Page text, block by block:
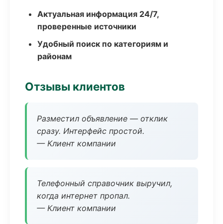
Актуальная информация 24/7,
проверенные источники
Удобный поиск по категориям и
районам
Отзывы клиентов
Разместил объявление — отклик
сразу. Интерфейс простой.
— Клиент компании
Телефонный справочник выручил,
когда интернет пропал.
— Клиент компании